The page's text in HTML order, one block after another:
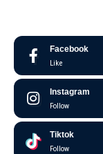
Facebook
Like
Instagram
Follow
Tiktok
Follow